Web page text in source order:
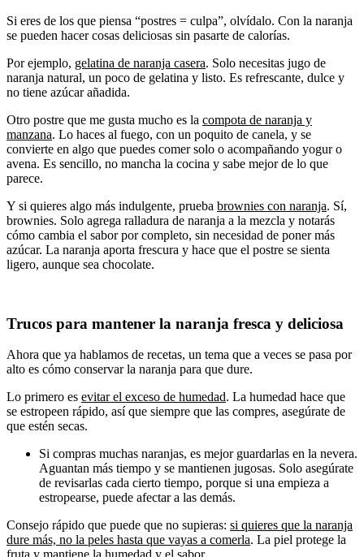
Si eres de los que piensa “postres = culpa”, olvídalo. Con la naranja
se pueden hacer cosas deliciosas sin pasarte de calorías.
Por ejemplo, gelatina de naranja casera. Solo necesitas jugo de
naranja natural, un poco de gelatina y listo. Es refrescante, dulce y
no tiene azúcar añadida.
Otro postre que me gusta mucho es la compota de naranja y
manzana. Lo haces al fuego, con un poquito de canela, y se
convierte en algo que puedes comer solo o acompañando yogur o
avena. Es sencillo, no mancha la cocina y sabe mejor de lo que
parece.
Y si quieres algo más indulgente, prueba brownies con naranja. Sí,
brownies. Solo agrega ralladura de naranja a la mezcla y notarás
cómo cambia el sabor por completo, sin necesidad de poner más
azúcar. La naranja aporta frescura y hace que el postre se sienta
ligero, aunque sea chocolate.
Trucos para mantener la naranja fresca y deliciosa
Ahora que ya hablamos de recetas, un tema que a veces se pasa por
alto es cómo conservar la naranja para que dure.
Lo primero es evitar el exceso de humedad. La humedad hace que
se estropeen rápido, así que siempre que las compres, asegúrate de
que estén secas.
Si compras muchas naranjas, es mejor guardarlas en la nevera.
Aguantan más tiempo y se mantienen jugosas. Solo asegúrate
de revisarlas cada cierto tiempo, porque si una empieza a
estropearse, puede afectar a las demás.
Consejo rápido que puede que no supieras: si quieres que la naranja
dure más, no la peles hasta que vayas a comerla. La piel protege la